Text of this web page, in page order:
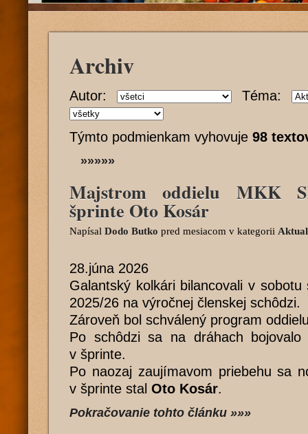
Archiv
Autor: Téma:
Týmto podmienkam vyhovuje 98
»»»»»
Majstrom oddielu MKK
šprinte Oto Kosár
Napísal Dodo Butko pred mesiacom v kategorii
28.júna 2026
Galantský kolkári bilancovali v
2025/26 na výročnej členskej schôdzi.
Zároveň bol schválený program
Po schôdzi sa na dráhach
v šprinte.
Po naozaj zaujímavom priebehu sa
v šprinte stal Oto Kosár.
Pokračovanie tohto článku »»»